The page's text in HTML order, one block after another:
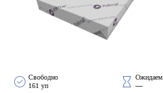
Свободно
161 уп
Ожидаем
—